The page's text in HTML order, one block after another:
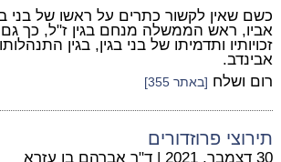
כשם שאין לקשור כתרים על ראשו של בני
אביו, ראש הממשלה מנחם בגין ז"ל, כך גם
זכויותיו ותדמיתו של בני בגין, בגין
אבינדב.
רום ושלח [באתר 355]
תירוצי פרוזדורים
30 דצמבר, 2021 | ד"ר אברהם בן עזרא